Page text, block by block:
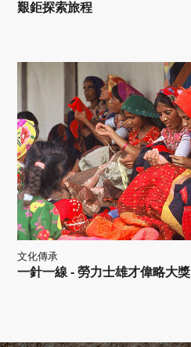
艱鉅探索旅程
文化傳承
一針一線 - 勞力士雄才偉略大獎